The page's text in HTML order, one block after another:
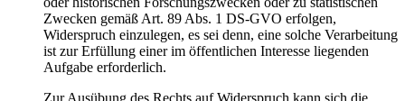
Zwecken gemäß Art. 89 Abs. 1 DS-GVO erfolgen,
Widerspruch einzulegen, es sei denn, eine solche Verarbeitung
ist zur Erfüllung einer im öffentlichen Interesse liegenden
Aufgabe erforderlich.
Zur Ausübung des Rechts auf Widerspruch kann sich die